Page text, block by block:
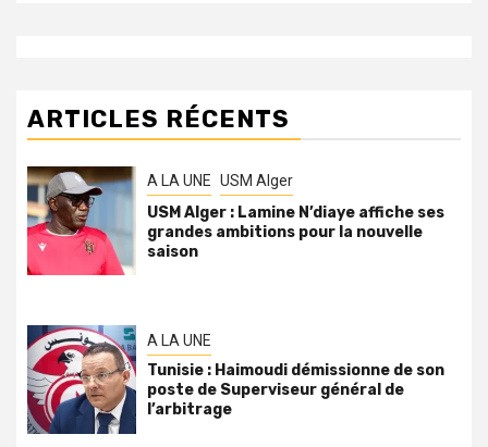
ARTICLES RÉCENTS
A LA UNE USM Alger
USM Alger : Lamine N’diaye affiche ses
grandes ambitions pour la nouvelle
saison
A LA UNE
Tunisie : Haimoudi démissionne de son
poste de Superviseur général de
l’arbitrage